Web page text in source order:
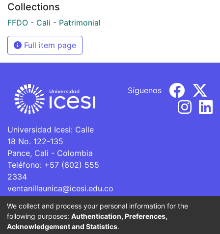
Collections
FFDO - Cali - Patrimonial
Full item page
Universidad Icesi: Calle
18 No. 122-135
Pance, Cali - Colombia
Teléfono: +57 (602) 555
2334
ventanillaunica@icesi.edu.co
Síguenos
La Universidad Icesi es una Institución de Educación
Superior que se encuentra sujeta a inspección y vigilancia
We collect and process your personal information for the
following purposes: Authentication, Preferences,
Acknowledgement and Statistics.